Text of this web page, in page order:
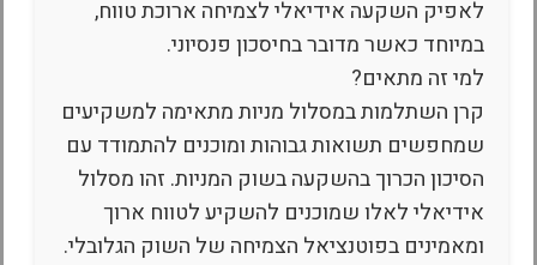
לאפיק השקעה אידיאלי לצמיחה ארוכת טווח,
במיוחד כאשר מדובר בחיסכון פנסיוני.
למי זה מתאים?
קרן השתלמות במסלול מניות מתאימה למשקיעים
שמחפשים תשואות גבוהות ומוכנים להתמודד עם
הסיכון הכרוך בהשקעה בשוק המניות. זהו מסלול
אידיאלי לאלו שמוכנים להשקיע לטווח ארוך
ומאמינים בפוטנציאל הצמיחה של השוק הגלובלי.